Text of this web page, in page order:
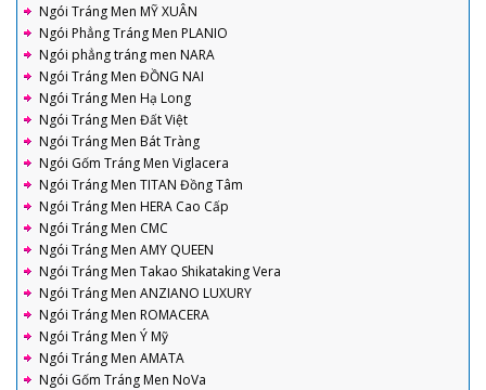
Ngói Tráng Men MỸ XUÂN
Ngói Phẳng Tráng Men PLANIO
Ngói phẳng tráng men NARA
Ngói Tráng Men ĐỒNG NAI
Ngói Tráng Men Hạ Long
Ngói Tráng Men Đất Việt
Ngói Tráng Men Bát Tràng
Ngói Gốm Tráng Men Viglacera
Ngói Tráng Men TITAN Đồng Tâm
Ngói Tráng Men HERA Cao Cấp
Ngói Tráng Men CMC
Ngói Tráng Men AMY QUEEN
Ngói Tráng Men Takao Shikataking Vera
Ngói Tráng Men ANZIANO LUXURY
Ngói Tráng Men ROMACERA
Ngói Tráng Men Ý Mỹ
Ngói Tráng Men AMATA
Ngói Gốm Tráng Men NoVa